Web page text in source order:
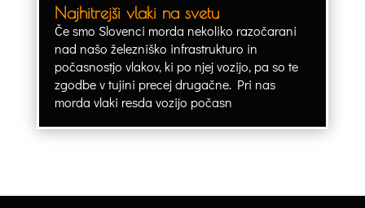
Najhitrejši vlaki na svetu
Če smo Slovenci morda nekoliko razočarani
nad našo železniško infrastrukturo in
počasnostjo vlakov, ki po njej vozijo, pa so te
zgodbe v tujini precej drugačne. Pri nas
morda vlaki resda vozijo počasn